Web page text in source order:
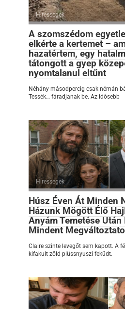
Hírességek
A szomszédom
elkérte a kertemet –
hazatértem, egy
tátongott a gyep
nyomtalanul eltűnt
Néhány másodpercig csak némán
Tessék… fáradjanak be. Az idősebb
Hírességek
Húsz Éven Át Minden
Házunk Mögött Élő
Anyám Temetése
Mindent
Claire szinte levegőt sem kapott. A
kifakult zöld plüssnyuszi feküdt.